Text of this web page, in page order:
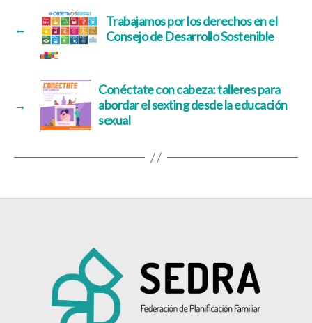
←
Trabajamos por los derechos en el
Consejo de Desarrollo Sostenible
→
Conéctate con cabeza: talleres para
abordar el sexting desde la educación
sexual